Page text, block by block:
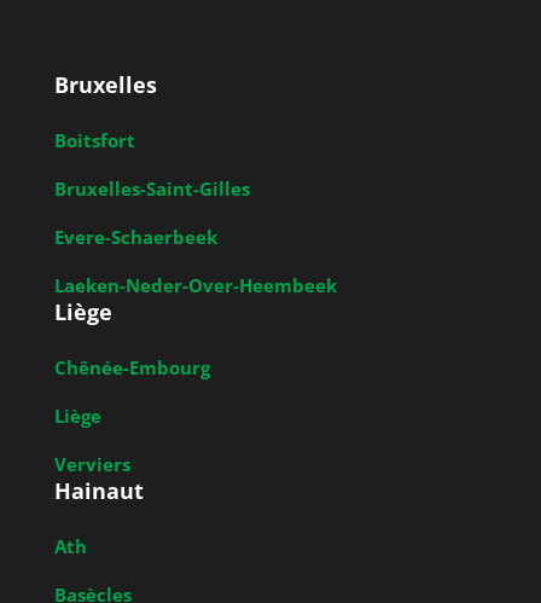
Bruxelles
Boitsfort
Bruxelles-Saint-Gilles
Evere-Schaerbeek
Laeken-Neder-Over-Heembeek
Liège
Chênée-Embourg
Liège
Verviers
Hainaut
Ath
Basècles